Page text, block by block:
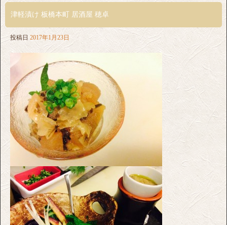
津軽漬け 板橋本町 居酒屋 穂卓
投稿日 2017年1月23日